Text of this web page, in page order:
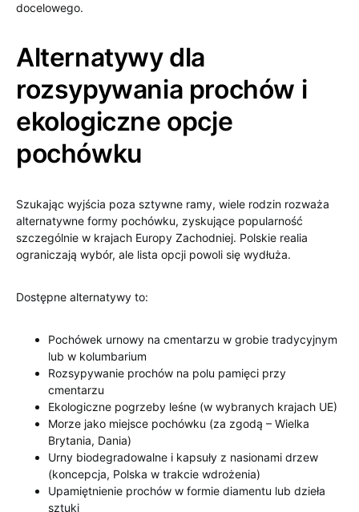
docelowego.
Alternatywy dla
rozsypywania prochów i
ekologiczne opcje
pochówku
Szukając wyjścia poza sztywne ramy, wiele rodzin rozważa
alternatywne formy pochówku, zyskujące popularność
szczególnie w krajach Europy Zachodniej. Polskie realia
ograniczają wybór, ale lista opcji powoli się wydłuża.
Dostępne alternatywy to:
Pochówek urnowy na cmentarzu w grobie tradycyjnym
lub w kolumbarium
Rozsypywanie prochów na polu pamięci przy
cmentarzu
Ekologiczne pogrzeby leśne (w wybranych krajach UE)
Morze jako miejsce pochówku (za zgodą – Wielka
Brytania, Dania)
Urny biodegradowalne i kapsuły z nasionami drzew
(koncepcja, Polska w trakcie wdrożenia)
Upamiętnienie prochów w formie diamentu lub dzieła
sztuki